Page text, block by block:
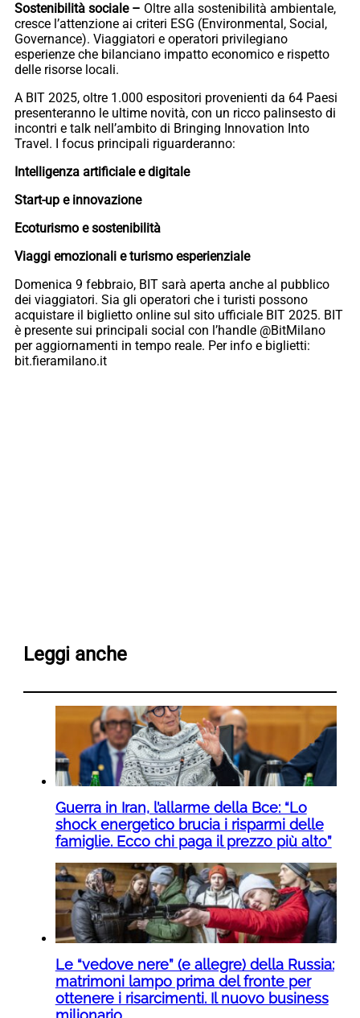
Sostenibilità sociale – Oltre alla sostenibilità ambientale,
cresce l’attenzione ai criteri ESG (Environmental, Social,
Governance). Viaggiatori e operatori privilegiano
esperienze che bilanciano impatto economico e rispetto
delle risorse locali.
A BIT 2025, oltre 1.000 espositori provenienti da 64 Paesi
presenteranno le ultime novità, con un ricco palinsesto di
incontri e talk nell’ambito di Bringing Innovation Into
Travel. I focus principali riguarderanno:
Intelligenza artificiale e digitale
Start-up e innovazione
Ecoturismo e sostenibilità
Viaggi emozionali e turismo esperienziale
Domenica 9 febbraio, BIT sarà aperta anche al pubblico
dei viaggiatori. Sia gli operatori che i turisti possono
acquistare il biglietto online sul sito ufficiale BIT 2025. BIT
è presente sui principali social con l’handle @BitMilano
per aggiornamenti in tempo reale. Per info e biglietti:
bit.fieramilano.it
Leggi anche
Guerra in Iran, l’allarme della Bce: “Lo
shock energetico brucia i risparmi delle
famiglie. Ecco chi paga il prezzo più alto”
Le “vedove nere” (e allegre) della Russia:
matrimoni lampo prima del fronte per
ottenere i risarcimenti. Il nuovo business